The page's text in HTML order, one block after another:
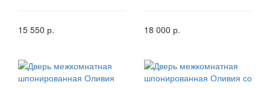
15 550 р. 18 000 р.